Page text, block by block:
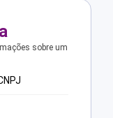
sobre um